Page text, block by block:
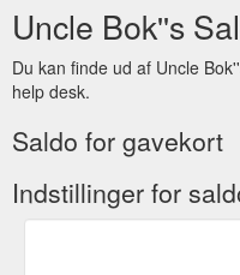
Uncle Bok''s
Du kan finde ud af Uncle
help desk.
Saldo for gavekort
Indstillinger for